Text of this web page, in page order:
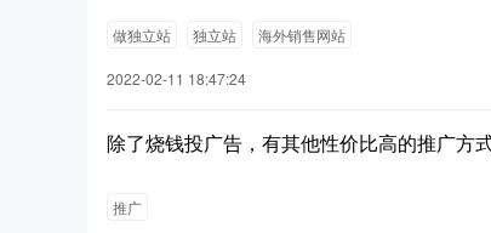
做独立站 独立站 海外销售网站
2022-02-11 18:47:24
除了烧钱投广告，有其他性价比高的推广方
推广